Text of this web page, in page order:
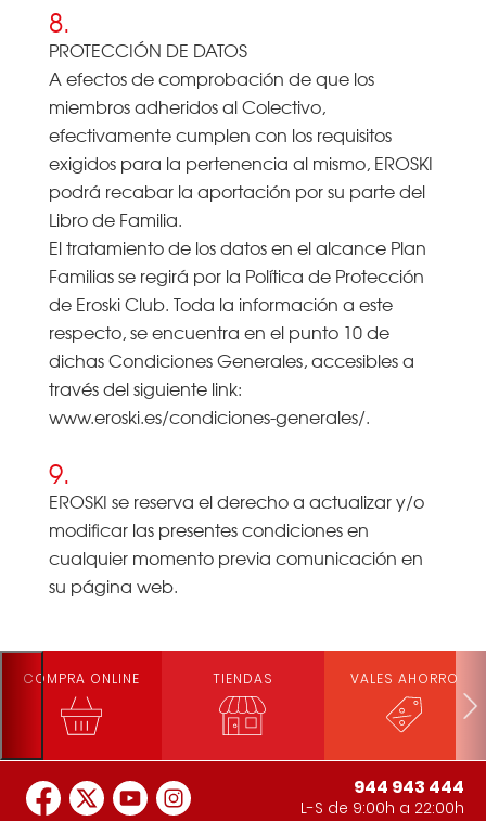
8.
PROTECCIÓN DE DATOS
A efectos de comprobación de que los
miembros adheridos al Colectivo,
efectivamente cumplen con los requisitos
exigidos para la pertenencia al mismo, EROSKI
podrá recabar la aportación por su parte del
Libro de Familia.
El tratamiento de los datos en el alcance Plan
Familias se regirá por la Política de Protección
de Eroski Club. Toda la información a este
respecto, se encuentra en el punto 10 de
dichas Condiciones Generales, accesibles a
través del siguiente link:
www.eroski.es/condiciones-generales/.
9.
EROSKI se reserva el derecho a actualizar y/o
modificar las presentes condiciones en
cualquier momento previa comunicación en
su página web.
COMPRA ONLINE TIENDAS VALES AHORRO
944 943 444
L-S de 9:00h a 22:00h